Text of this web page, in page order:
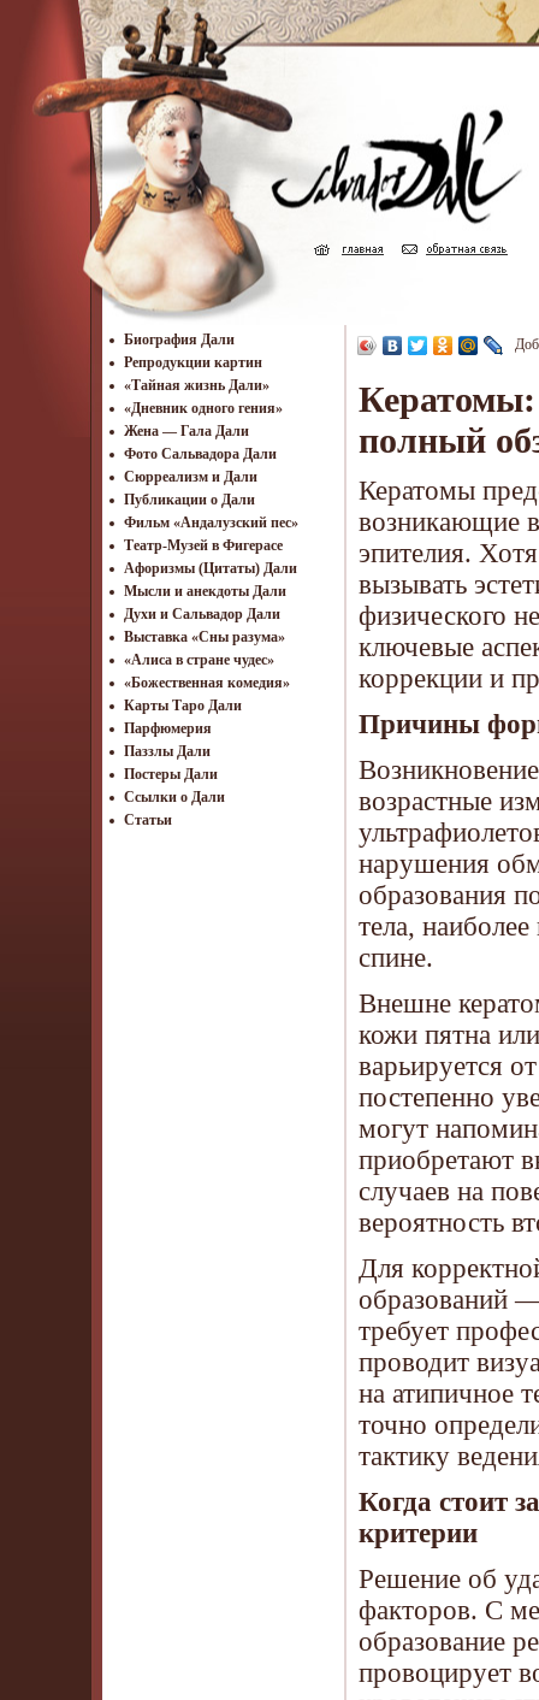
Биография Дали
Репродукции картин
«Тайная жизнь Дали»
«Дневник одного гения»
Жена — Гала Дали
Фото Сальвадора Дали
Cюрреализм и Дали
Публикации о Дали
Фильм «Андалузский пес»
Театр-Музей в Фигерасе
Афоризмы (Цитаты) Дали
Мысли и анекдоты Дали
Духи и Сальвадор Дали
Выставка «Сны разума»
«Алиса в стране чудес»
«Божественная комедия»
Карты Таро Дали
Парфюмерия
Паззлы Дали
Постеры Дали
Ссылки о Дали
Статьи
Кератомы:
полный
Кератомы
возникающие
эпителия.
вызывать
физического
ключевые
коррекции и
Причины
возрастные
нарушения
образования
тела,
спине.
Внешне
кожи пятна
варьируется
постепенно
могут
приобретают
случаев на
вероятность
Для
образований
требует
проводит
на атипичное
точно
тактику
Когда стоит
критерии
Решение об
факторов. С
образование
провоцирует